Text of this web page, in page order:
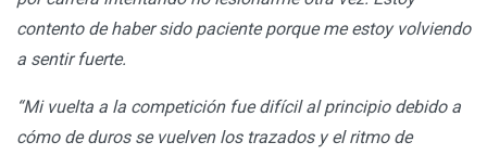
contento de haber sido paciente porque me estoy volviendo
a sentir fuerte.
“Mi vuelta a la competición fue difícil al principio debido a
cómo de duros se vuelven los trazados y el ritmo de